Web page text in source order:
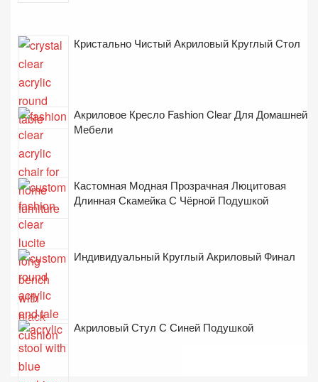
Кристально Чистый Акриловый Круглый Стол
Акриловое Кресло Fashion Clear Для Домашней
Мебели
Кастомная Модная Прозрачная Люцитовая
Длинная Скамейка С Чёрной Подушкой
Индивидуальный Круглый Акриловый Финал
Акриловый Стул С Синей Подушкой